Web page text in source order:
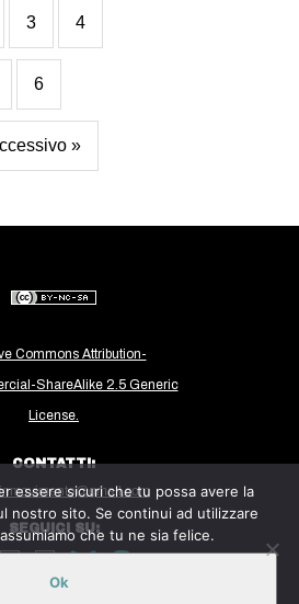
3 4
6
»
Commons Attribution-
ShareAlike 2.5 Generic
License.
CONTATTI:
SEGUICI SU:
essere sicuri che tu possa avere la
nostro sito. Se continui ad utilizzare
che tu ne sia felice.
Ok